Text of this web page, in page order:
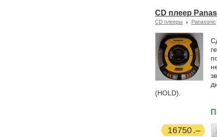
CD плеер
CD плееры Panasonic
(HOLD).
16750